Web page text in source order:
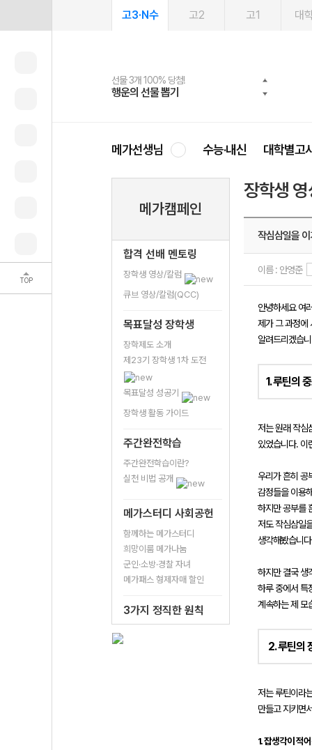
TOP
고3·N수 고2 고1 대
선물 3개 100% 당첨!
행운의 선물 뽑기
선물 100% 증정!
메가스터디 X 올리브
여름방학 스터디 캐시백
메가런 썸머스쿨
2027 러셀 단과
강사 공개선발
스마트러닝앱
설문 EVENT
메가패스
3일 무료 체험권
메가패스 수강생 무료혜택!
메가클럽 멤버십
사회공헌 캠페인
희망이룸 메가나눔
메가선생님 수능·내신 대학별고
메가캠페인
합격 선배 멘토링
장학생 영상/칼럼
큐브 영상/칼럼(QCC)
목표달성 장학생
장학제도 소개
제23기 장학생 1차 도전
목표달성 성공기
장학생 활동 가이드
주간완전학습
주간완전학습이란?
실천 비법 공개
메가스터디 사회공헌
함께하는 메가스터디
희망이룸 메가나눔
군인·소방·경찰 자녀
메가패스 형제자매 할인
3가지 정직한 원칙
장학생
작심삼일을
이름 : 안영준
안녕하세요 여
제가 그 과정에
알려드리겠습
1. 루틴의
저는 원래 작심
있었습니다. 이
우리가 흔히 공
감정들을 이용
하지만 공부를
저도 작심삼일
생각해봤습니
하지만 결국 생
하루 중에서 특
계속하는 제 모
2. 루틴의
저는 루틴이라
만들고 지키면
1. 잡생각이 적